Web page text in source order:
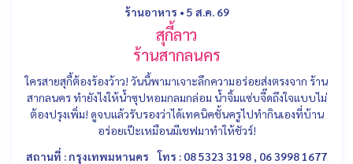
ร้านอาหาร • 5 ส.ค. 69
สุกี้ลาว
ร้านสากลนคร
ใครสายสุกี้ต้องร้องว้าว! วันนี้พามาเจาะลึกความอร่อยส่งตรงจาก ร้าน
สากลนคร ทำยังไงให้น้ำซุปหอมกลมกล่อม น้ำจิ้มแซ่บจี๊ดถึงใจแบบไม่
ต้องปรุงเพิ่ม! ดูจบแล้วรับรองว่าได้เทคนิคชั้นครูไปทำกินเองที่บ้าน
อร่อยเป๊ะเหมือนมีเชฟมาทำให้ชัวร์!
สถานที่ : กรุงเทพมหานคร
โทร : 08 5323 3198 , 06 3998 1677